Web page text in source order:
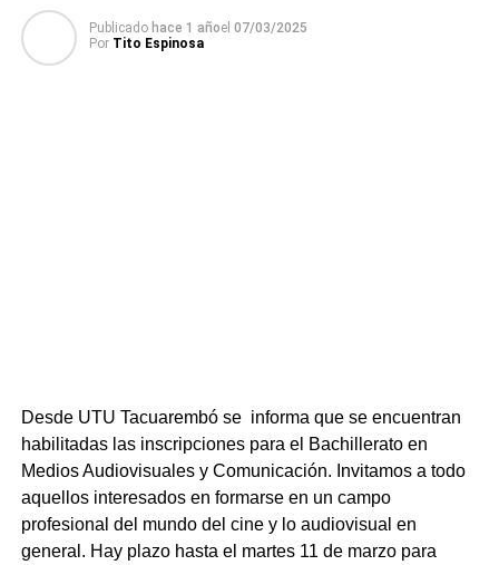
Publicado hace 1 añoel 07/03/2025
Por Tito Espinosa
Desde UTU Tacuarembó se informa que se encuentran
habilitadas las inscripciones para el Bachillerato en
Medios Audiovisuales y Comunicación. Invitamos a todo
aquellos interesados en formarse en un campo
profesional del mundo del cine y lo audiovisual en
general. Hay plazo hasta el martes 11 de marzo para